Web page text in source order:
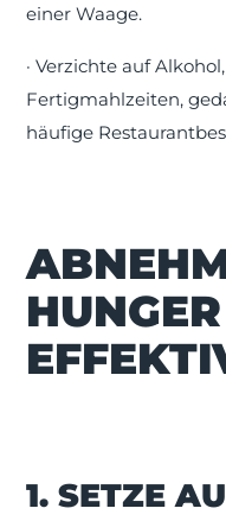
einer Waage.
·Verzichte auf
Fertigmahlzeiten,
häufige
1. SETZE